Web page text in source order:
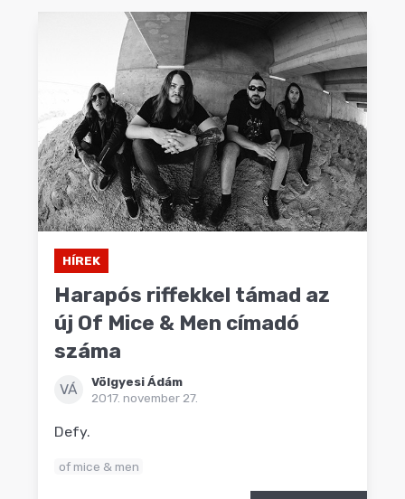
HÍREK
Harapós riffekkel támad az
új Of Mice & Men címadó
száma
VÁ
Völgyesi Ádám
2017. november 27.
Defy.
of mice & men